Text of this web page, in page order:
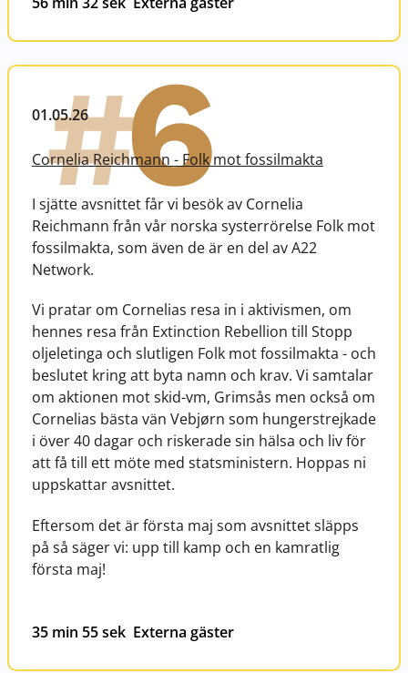
01.05.26
Cornelia Reichmann - Folk mot fossilmakta
I sjätte avsnittet får vi besök av Cornelia
Reichmann från vår norska systerrörelse Folk mot
fossilmakta, som även de är en del av A22
Network.
Vi pratar om Cornelias resa in i aktivismen, om
hennes resa från Extinction Rebellion till Stopp
oljeletinga och slutligen Folk mot fossilmakta - och
beslutet kring att byta namn och krav. Vi samtalar
om aktionen mot skid-vm, Grimsås men också om
Cornelias bästa vän Vebjørn som hungerstrejkade
i över 40 dagar och riskerade sin hälsa och liv för
att få till ett möte med statsministern. Hoppas ni
uppskattar avsnittet.
Eftersom det är första maj som avsnittet släpps
på så säger vi: upp till kamp och en kamratlig
första maj!
35 min 55 sek Externa gäster
#6